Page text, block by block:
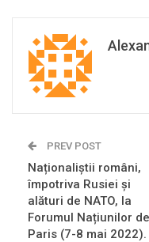
PREV POST
Naționaliștii români,
împotriva Rusiei și
alături de NATO, la
Forumul Națiunilor
Paris (7-8 mai 2022).